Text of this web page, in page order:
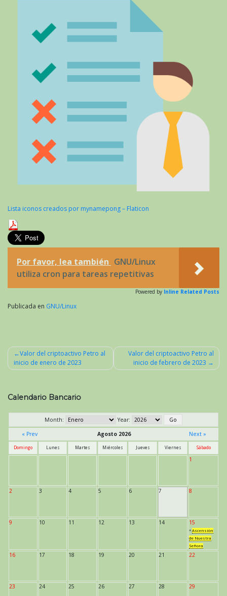
Lista iconos creados por mynamepong – Flaticon
Por favor, lea también GNU/Linux
utiliza cron para tareas repetitivas
Powered by Inline Related Posts
Publicada en GNU/Linux
Navegación
entradas
Valor del criptoactivo Petro al
inicio de enero de 2023
Valor del criptoactivo Petro al
inicio de febrero de 2023
Calendario Bancario
Month:
Year:
« Prev
Agosto 2026 Next »
Domingo Lunes Martes Miércoles Jueves Viernes Sábado
1
2 3 4 5 6 7 8
9 10 11 12 13 14 15
* Ascensión
de Nuestra
Señora
16 17 18 19 20 21 22
23 24 25 26 27 28 29